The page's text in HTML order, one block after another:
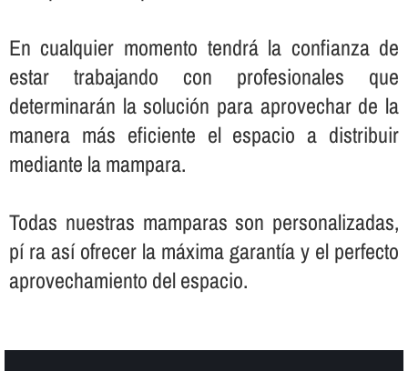
En cualquier momento tendrá la confianza de
estar trabajando con profesionales que
determinarán la solución para aprovechar de la
manera más eficiente el espacio a distribuir
mediante la mampara.
Todas nuestras mamparas son personalizadas,
pí ra así­ ofrecer la máxima garantí­a y el perfecto
aprovechamiento del espacio.